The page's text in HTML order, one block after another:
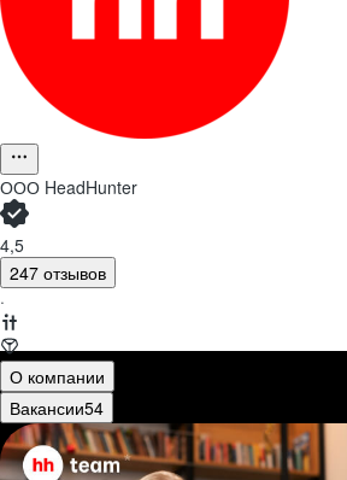
ООО HeadHunter
4,5
247 отзывов
·
О компании
Вакансии54